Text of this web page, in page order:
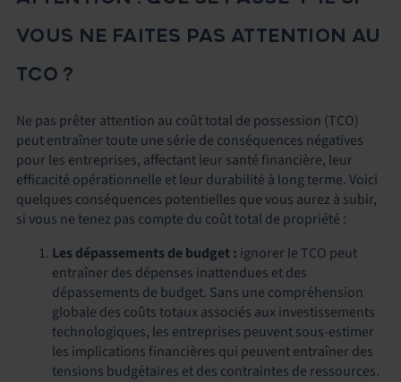
VOUS NE FAITES PAS ATTENTION AU
TCO ?
Ne pas prêter attention au coût total de possession (TCO)
peut entraîner toute une série de conséquences négatives
pour les entreprises, affectant leur santé financière, leur
efficacité opérationnelle et leur durabilité à long terme. Voici
quelques conséquences potentielles que vous aurez à subir,
si vous ne tenez pas compte du coût total de propriété :
Les dépassements de budget : ignorer le TCO peut
entraîner des dépenses inattendues et des
dépassements de budget. Sans une compréhension
globale des coûts totaux associés aux investissements
technologiques, les entreprises peuvent sous-estimer
les implications financières qui peuvent entraîner des
tensions budgétaires et des contraintes de ressources.